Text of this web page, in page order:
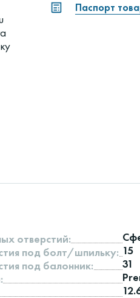
Паспорт
отверстий:
под болт/шпильку: 15
под балонник:
31